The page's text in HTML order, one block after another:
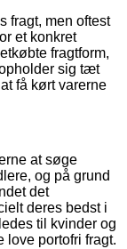
fragt, men oftest
et konkret
fragtform,
sig tæt
få kørt varerne
at søge
og på grund
det
deres bedst i
til kvinder og
love portofri fragt.